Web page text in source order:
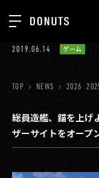
TOP
ABOUT
SERVICES
GROUP
RECRUIT
2019.06.14 ゲーム
TOP NEWS 2026
――総員造艦、錨を上
ザーサイトをオープ